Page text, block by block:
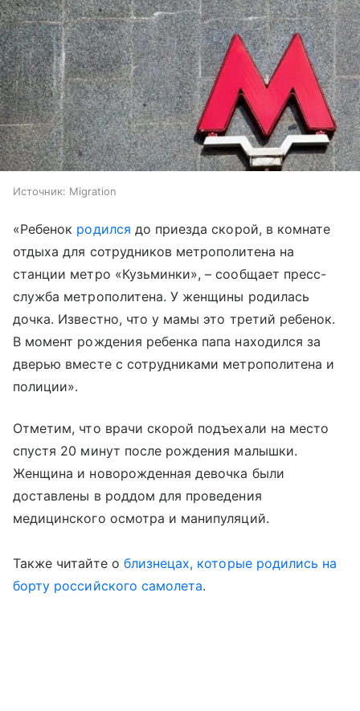
Источник: Migration
«Ребенок родился до приезда скорой, в комнате
отдыха для сотрудников метрополитена на
станции метро «Кузьминки», – сообщает пресс-
служба метрополитена. У женщины родилась
дочка. Известно, что у мамы это третий ребенок.
В момент рождения ребенка папа находился за
дверью вместе с сотрудниками метрополитена и
полиции».
Отметим, что врачи скорой подъехали на место
спустя 20 минут после рождения малышки.
Женщина и новорожденная девочка были
доставлены в роддом для проведения
медицинского осмотра и манипуляций.
Также читайте о близнецах, которые родились на
борту российского самолета.